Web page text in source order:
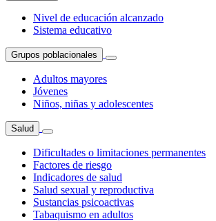
Nivel de educación alcanzado
Sistema educativo
Grupos poblacionales
Adultos mayores
Jóvenes
Niños, niñas y adolescentes
Salud
Dificultades o limitaciones permanentes
Factores de riesgo
Indicadores de salud
Salud sexual y reproductiva
Sustancias psicoactivas
Tabaquismo en adultos